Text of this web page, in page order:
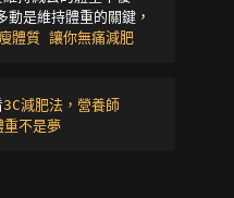
是維持體重的關鍵，
體質 讓你無痛減肥
3C減肥法，營養師
不是夢